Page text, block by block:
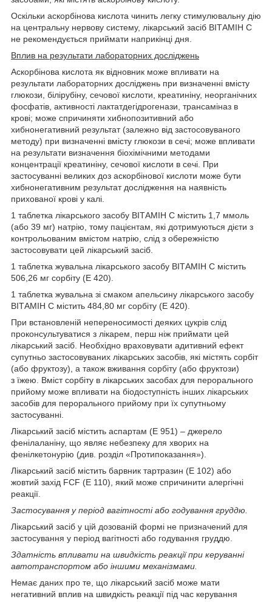
Оскільки аскорбінова кислота чинить легку стимулювальну дію
на центральну нервову систему, лікарський засіб ВІТАМІН С
не рекомендується приймати наприкінці дня.
Вплив на результати лабораторних досліджень
Аскорбінова кислота як відновник може впливати на
результати лабораторних досліджень при визначенні вмісту
глюкози, білірубіну, сечової кислоти, креатиніну, неорганічних
фосфатів, активності лактатдегідрогенази, трансаміназ в
крові; може спричиняти хибнопозитивний або
хибнонегативний результат (залежно від застосовуваного
методу) при визначенні вмісту глюкози в сечі; може впливати
на результати визначення біохімічними методами
концентрації креатиніну, сечової кислоти в сечі. При
застосуванні великих доз аскорбінової кислоти може бути
хибнонегативним результат дослідження на наявність
прихованої крові у калі.
1 таблетка лікарського засобу ВІТАМІН С містить 1,7 ммоль
(або 39 мг) натрію, тому пацієнтам, які дотримуються дієти з
контрольованим вмістом натрію, слід з обережністю
застосовувати цей лікарський засіб.
1 таблетка жувальна лікарського засобу ВІТАМІН С містить
506,26 мг сорбіту (Е 420).
1 таблетка жувальна зі смаком апельсину лікарського засобу
ВІТАМІН С містить 484,80 мг сорбіту (Е 420).
При встановленій непереносимості деяких цукрів слід
проконсультуватися з лікарем, перш ніж приймати цей
лікарський засіб. Необхідно враховувати адитивний ефект
супутньо застосовуваних лікарських засобів, які містять сорбіт
(або фруктозу), а також вживання сорбіту (або фруктози)
з їжею. Вміст сорбіту в лікарських засобах для перорального
прийому може впливати на біодоступність інших лікарських
засобів для перорального прийому при їх супутньому
застосуванні.
Лікарський засіб містить аспартам (Е 951) – джерело
фенілаланіну, що являє небезпеку для хворих на
фенілкетонурію (див. розділ «Протипоказання»).
Лікарський засіб містить барвник тартразин (E 102) або
жовтий захід FCF (Е 110), який може спричинити алергічні
реакції.
Застосування у період вагітності або годування груддю.
Лікарський засіб у цій дозованій формі не призначений для
застосування у період вагітності або годування груддю.
Здатність впливати на швидкість реакції при керуванні
автотранспортом або іншими механізмами.
Немає даних про те, що лікарський засіб може мати
негативний вплив на швидкість реакції під час керування